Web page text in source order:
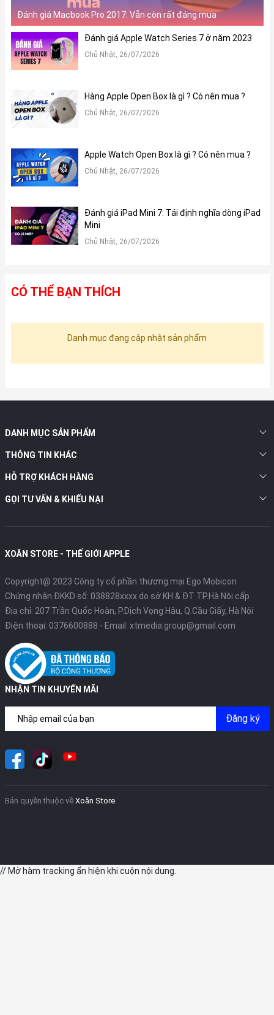
Đánh giá Macbook Pro 2017: Vẫn còn rất đáng mua
Đánh giá Apple Watch Series 7 ở năm 2023
Chủ Nhật, 26/07/2026
Hàng Apple Open Box là gì ? Có nên mua ?
Chủ Nhật, 26/07/2026
Apple Watch Open Box là gì ? Có nên mua ?
Chủ Nhật, 26/07/2026
Đánh giá iPad Mini 7: Tái định nghĩa dòng iPad
Mini
Chủ Nhật, 26/07/2026
CÓ THỂ BẠN THÍCH
Danh mục đang cập nhật sản phẩm
DANH MỤC SẢN PHẨM
THÔNG TIN KHÁC
HỖ TRỢ KHÁCH HÀNG
GỌI TƯ VẤN & KHIẾU NẠI
XOĂN STORE - THẾ GIỚI APPLE
Copyright@ 2023 Công ty cổ phần thương mại Ego Mobicon
Chứng nhận ĐKKD số: 038828xxxx do sở KH & ĐT TP.Hà Nội cấp
Địa chỉ: 207 Trần Quốc Hoàn, P.Dịch Vọng Hậu, Q.Cầu Giấy, Hà Nội
Điện thoại: 0376600888 - Email: xtmedia.group@gmail.com
NHẬN TIN KHUYẾN MÃI
Đăng ký
Bản quyền thuộc về Xoăn Store
// Mở hàm tracking ẩn hiện khi cuộn nội dung.